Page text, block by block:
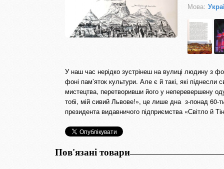
Мова:
У наш час нерідко зустрінеш на вулиці людину з
фоні пам’яток культури. Але є й такі, які піднесли
мистецтва, перетворивши його у неперевершену
тобі, мій сивий Львове!», це лише дна з-понад 60-
президента видавничого підприємства «Світло й
Пов'язані товари